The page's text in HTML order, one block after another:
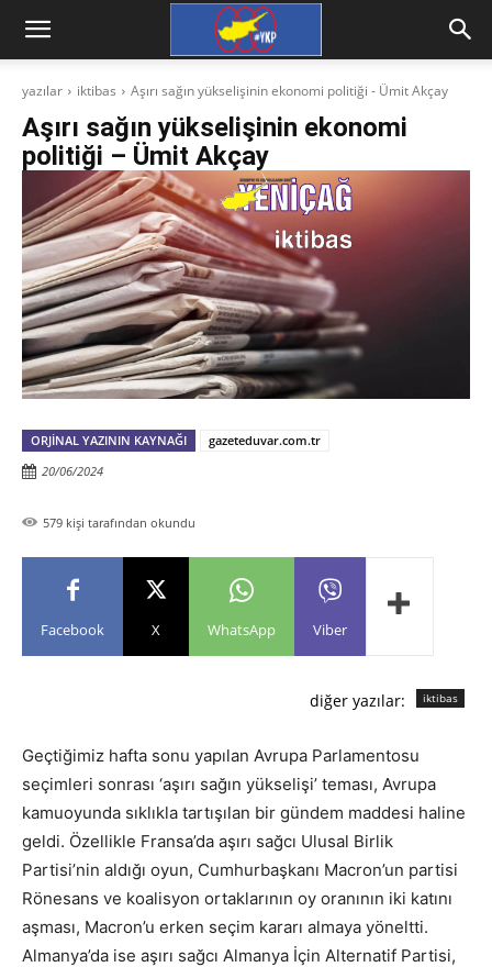
yazılar iktibas Aşırı sağın yükselişinin ekonomi politiği - Ümit Akçay
Aşırı sağın yükselişinin ekonomi
politiği – Ümit Akçay
ORJINAL YAZININ KAYNAĞI
gazeteduvar.com.tr
20/06/2024
579 kişi tarafından okundu
Facebook X WhatsApp Viber
diğer yazılar: iktibas
Geçtiğimiz hafta sonu yapılan Avrupa Parlamentosu
seçimleri sonrası ‘aşırı sağın yükselişi’ teması, Avrupa
kamuoyunda sıklıkla tartışılan bir gündem maddesi haline
geldi. Özellikle Fransa’da aşırı sağcı Ulusal Birlik
Partisi’nin aldığı oyun, Cumhurbaşkanı Macron’un partisi
Rönesans ve koalisyon ortaklarının oy oranının iki katını
aşması, Macron’u erken seçim kararı almaya yöneltti.
Almanya’da ise aşırı sağcı Almanya İçin Alternatif Partisi,